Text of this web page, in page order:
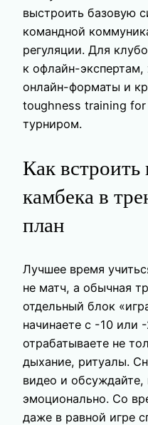
выстроить базовую
командной
регуляции. Для
к офлайн-
онлайн-форматы и
toughness training
турниром.
Как
камбека в
план
Лучшее время
не матч, а обычная
отдельный блок
начинаете с -10 или
отрабатываете не
дыхание, ритуалы.
видео и обсуждайте,
эмоционально. Со
даже в равной игре